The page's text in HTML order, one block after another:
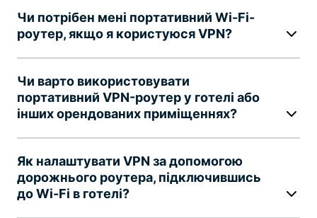
Чи потрібен мені портативний Wi-Fi-
роутер, якщо я користуюся VPN?
Чи варто використовувати
портативний VPN-роутер у готелі або
інших орендованих приміщеннях?
Як налаштувати VPN за допомогою
дорожнього роутера, підключившись
до Wi-Fi в готелі?